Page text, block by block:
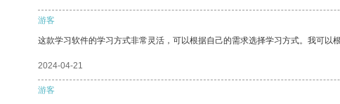
游客
这款学习软件的学习方式非常灵活，可以根据自己的需求选择学习方式。我可以
2024-04-21
游客